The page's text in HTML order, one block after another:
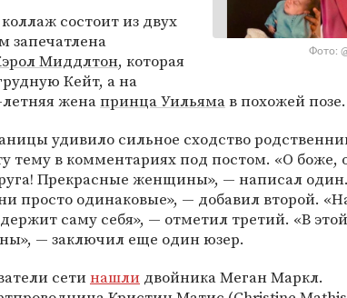
Фото:
состоит из двух
запечатлена
Миддлтон, которая
Кейт, а на
женапринца Уильямав похожей позе.
удивило сильное сходство
тему в комментариях под постом. «О боже,
Прекрасные женщины», — написал один.
просто одинаковые», — добавил второй.
саму себя», — отметил третий. «В
— заключил еще один юзер.
сетинашли двойника Меган Маркл.